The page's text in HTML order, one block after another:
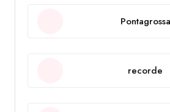
Pontagrossa
recorde